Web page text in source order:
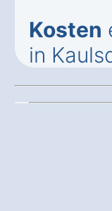
Kosten
in